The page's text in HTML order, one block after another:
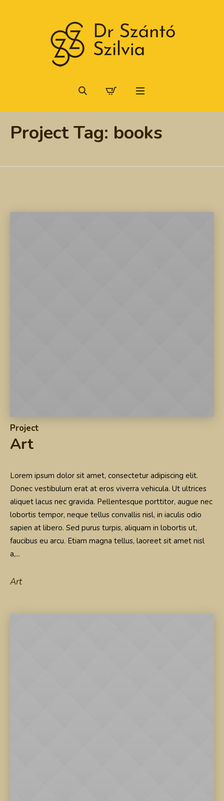
Project Tag: books
Project
Art
Lorem ipsum dolor sit amet, consectetur adipiscing elit.
Donec vestibulum erat at eros viverra vehicula. Ut ultrices
aliquet lacus nec gravida. Pellentesque porttitor, augue nec
lobortis tempor, neque tellus convallis nisl, in iaculis odio
sapien at libero. Sed purus turpis, aliquam in lobortis ut,
faucibus eu arcu. Etiam magna tellus, laoreet sit amet nisl
a,...
Art